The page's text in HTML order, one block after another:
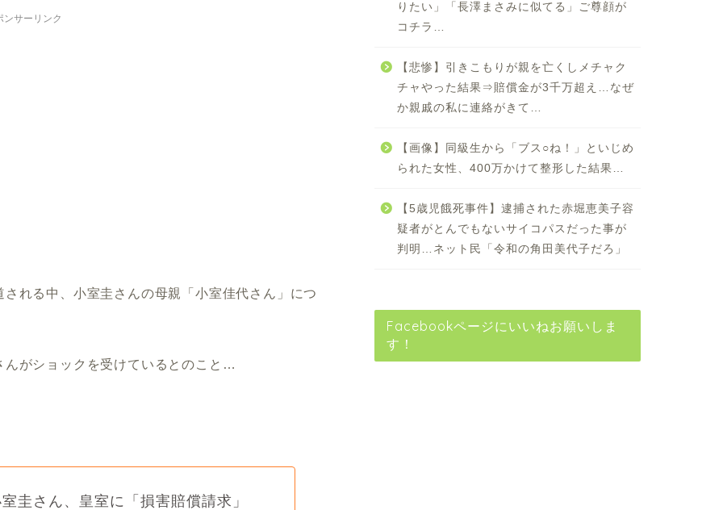
ンサーリンク
れる中、小室圭さんの母親「小室佳代さん」につ
んがショックを受けているとのこと…
圭さん、皇室に「損害賠償請求」
りたい」「長澤まさみに似てる」ご尊顔が
コチラ…
【悲惨】引きこもりが親を亡くしメチャク
チャやった結果⇒賠償金が3千万超え…なぜ
か親戚の私に連絡がきて…
【画像】同級生から「ブス○ね！」といじめ
られた女性、400万かけて整形した結果…
【5歳児餓死事件】逮捕された赤堀恵美子容
疑者がとんでもないサイコパスだった事が
判明…ネット民「令和の角田美代子だろ」
Facebookページにいいねお願いしま
す！